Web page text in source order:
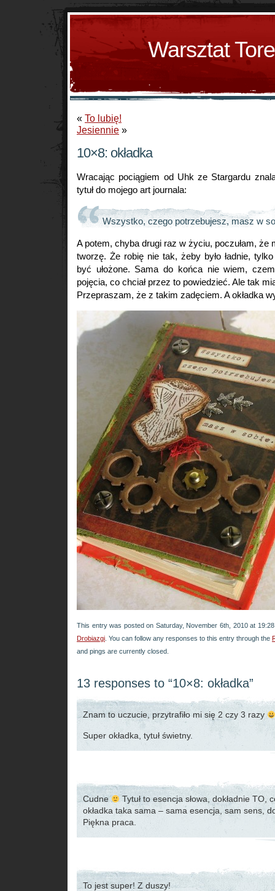
Warsztat
« To lubię!
Jesiennie »
10×8: okładka
Wracając pociągiem od Uhk ze Stargardu
tytuł do mojego art journala:
Wszystko, czego potrzebujesz, masz w
A potem, chyba drugi raz w życiu, poczułam, że
tworzę. Że robię nie tak, żeby było ładnie,
być ułożone. Sama do końca nie wiem,
pojęcia, co chciał przez to powiedzieć. Ale tak
Przepraszam, że z takim zadęciem. A okładka
This entry was posted on Saturday, November 6th, 2010 at
Drobiazgi . You can follow any responses to this entry through the
and pings are currently closed.
13 responses to “10×8: okładka”
Znam to uczucie, przytrafiło mi się 2 czy 3 razy
Super okładka, tytuł świetny.
Cudne
Tytuł to esencja słowa, dokładnie
okładka taka sama – sama esencja, sam sens,
Piękna praca.
To jest super! Z duszy!